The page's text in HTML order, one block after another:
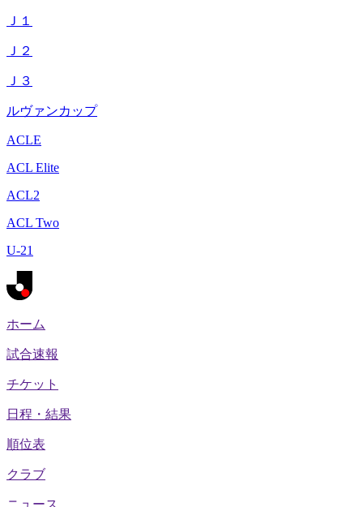
Ｊ１
Ｊ２
Ｊ３
ルヴァンカップ
ACLE
ACL Elite
ACL2
ACL Two
U-21
ホーム
試合速報
チケット
日程・結果
順位表
クラブ
ニュース